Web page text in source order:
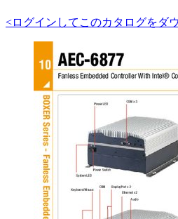
<ログインしてこのカタログをダ